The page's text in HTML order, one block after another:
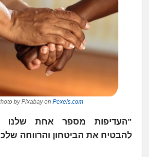
by Pixabay on Pexels.com
"העדיפות מספר אחת שלנו
להבטיח את הביטחון והרווחה